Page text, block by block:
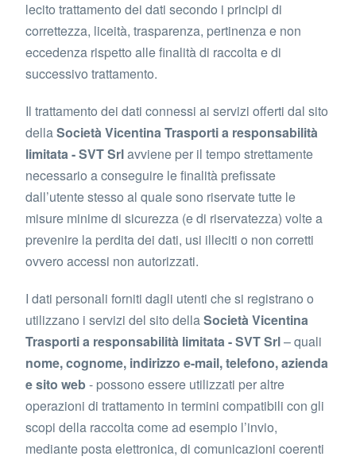
lecito trattamento dei dati secondo i principi di
correttezza, liceità, trasparenza, pertinenza e non
eccedenza rispetto alle finalità di raccolta e di
successivo trattamento.
Il trattamento dei dati connessi ai servizi offerti dal sito
dellaSocietà Vicentina Trasporti a responsabilità
limitata - SVT Srlavviene per il tempo strettamente
necessario a conseguire le finalità prefissate
dall’utente stesso al quale sono riservate tutte le
misure minime di sicurezza (e di riservatezza) volte a
prevenire la perdita dei dati, usi illeciti o non corretti
ovvero accessi non autorizzati.
I dati personali forniti dagli utenti che si registrano o
utilizzano i servizi del sito dellaSocietà Vicentina
Trasporti a responsabilità limitata - SVT Srl– quali
nome, cognome, indirizzo e-mail, telefono, azienda
e sito web- possono essere utilizzati per altre
operazioni di trattamento in termini compatibili con gli
scopi della raccolta come ad esempio l’invio,
mediante posta elettronica, di comunicazioni coerenti